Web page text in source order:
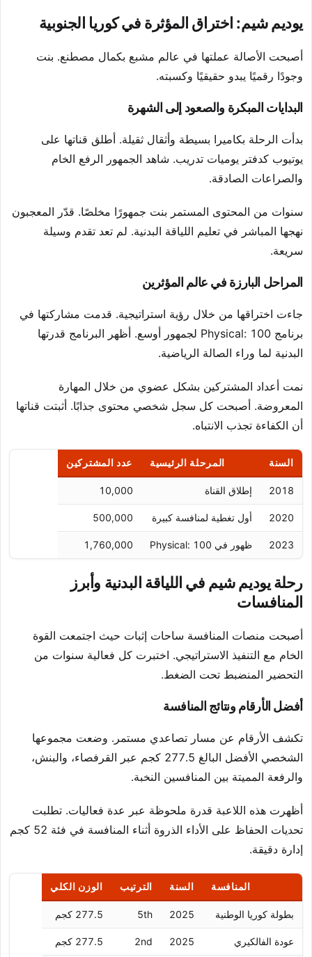
يوديم شيم: اختراق المؤثرة في كوريا الجنوبية
أصبحت الأصالة عملتها في عالم مشبع بكمال مصطنع. بنت
وجودًا رقميًا يبدو حقيقيًا وكسبته.
البدايات المبكرة والصعود إلى الشهرة
بدأت الرحلة بكاميرا بسيطة وأثقال ثقيلة. أطلق قناتها على
يوتيوب كدفتر يوميات تدريب. شاهد الجمهور الرفع الخام
والصراعات الصادقة.
سنوات من المحتوى المستمر بنت جمهورًا مخلصًا. قدّر المعجبون
نهجها المباشر في تعليم اللياقة البدنية. لم تعد تقدم وسيلة
سريعة.
المراحل البارزة في عالم المؤثرين
جاءت اختراقها من خلال رؤية استراتيجية. قدمت مشاركتها في
برنامج Physical: 100 لجمهور أوسع. أظهر البرنامج قدرتها
البدنية لما وراء الصالة الرياضية.
نمت أعداد المشتركين بشكل عضوي من خلال المهارة
المعروضة. أصبحت كل سجل شخصي محتوى جذابًا. أثبتت قناتها
أن الكفاءة تجذب الانتباه.
السنة المرحلة الرئيسية عدد المشتركين
2018 إطلاق القناة 10,000
2020 أول تغطية لمنافسة كبيرة 500,000
2023 ظهور في Physical: 100 1,760,000
رحلة يوديم شيم في اللياقة البدنية وأبرز
المنافسات
أصبحت منصات المنافسة ساحات إثبات حيث اجتمعت القوة
الخام مع التنفيذ الاستراتيجي. اختبرت كل فعالية سنوات من
التحضير المنضبط تحت الضغط.
أفضل الأرقام ونتائج المنافسة
تكشف الأرقام عن مسار تصاعدي مستمر. وضعت مجموعها
الشخصي الأفضل البالغ 277.5 كجم عبر القرفصاء، والبنش،
والرفعة المميتة بين المنافسين النخبة.
أظهرت هذه اللاعبة قدرة ملحوظة عبر عدة فعاليات. تطلبت
تحديات الحفاظ على الأداء الذروة أثناء المنافسة في فئة 52 كجم
إدارة دقيقة.
المنافسة السنة الترتيب الوزن الكلي
بطولة كوريا الوطنية 2025
5th 277.5 كجم
عودة الفالكيري 2025
2nd 277.5 كجم